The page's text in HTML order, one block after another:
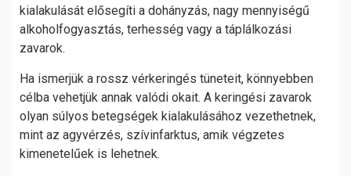
kialakulását elősegíti a dohányzás, nagy mennyiségű
alkoholfogyasztás, terhesség vagy a táplálkozási
zavarok.
Ha ismerjük a rossz vérkeringés tüneteit, könnyebben
célba vehetjük annak valódi okait. A keringési zavarok
olyan súlyos betegségek kialakulásához vezethetnek,
mint az agyvérzés, szívinfarktus, amik végzetes
kimenetelűek is lehetnek.